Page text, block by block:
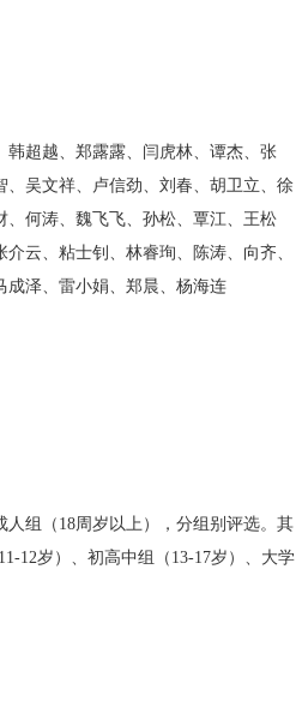
超越、郑露露、闫虎林、谭杰、张
吴文祥、卢信劲、刘春、胡卫立、徐
何涛、魏飞飞、孙松、覃江、王松
云、粘士钊、林睿珣、陈涛、向齐、
成泽、雷小娟、郑晨、杨海连
组（18周岁以上），分组别评选。其
12岁）、初高中组（13-17岁）、大学